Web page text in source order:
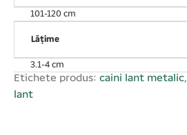
101-120 cm
Lățime
3.1-4 cm
Etichete produs: caini lant metalic,
lant